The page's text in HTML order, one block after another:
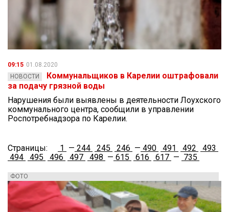
09:15 01.08.2020
НОВОСТИ
Коммунальщиков в Карелии оштрафовали
за подачу грязной воды
Нарушения были выявлены в деятельности Лоухского
коммунального центра, сообщили в управлении
Роспотребнадзора по Карелии.
Страницы: 1 — 244 245 246 — 490 491 492
493
494
495 496 497 498 — 615 616 617 — 735
ФОТО